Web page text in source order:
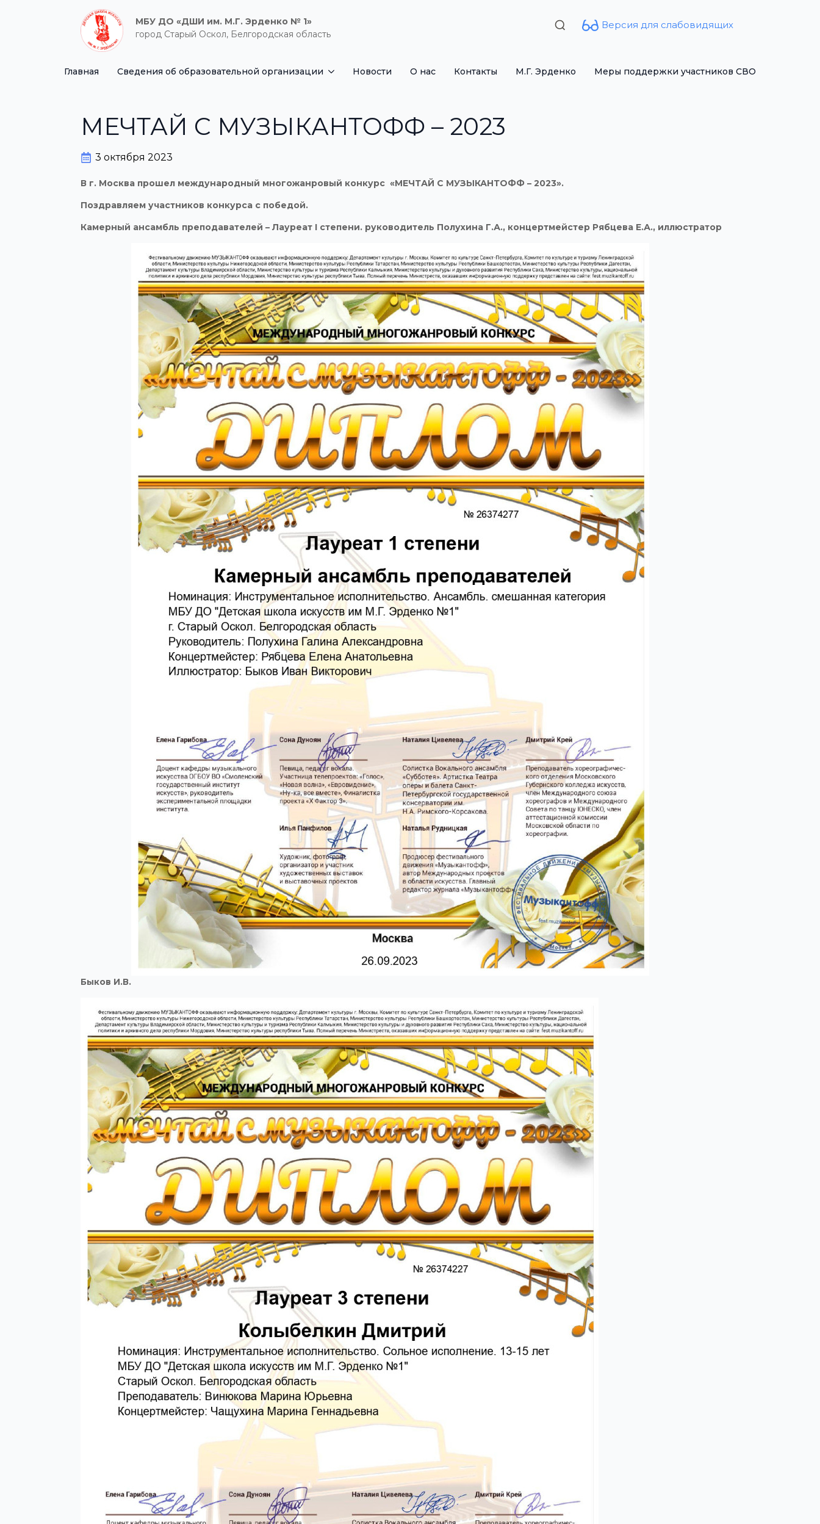
МБУ ДО «ДШИ им. М.Г. Эрденко № 1»
город Старый Оскол, Белгородская область
Версия для слабовидящих
Главная Сведения об образовательной организации Новости О нас Контакты М.Г. Эрденко Меры поддержки участников СВО
МЕЧТАЙ С МУЗЫКАНТОФФ – 2023
3 октября 2023
В г. Москва прошел международный многожанровый конкурс «МЕЧТАЙ С МУЗЫКАНТОФФ – 2023».
Поздравляем участников конкурса с победой.
Камерный ансамбль преподавателей – Лауреат I степени. руководитель Полухина Г.А., концертмейстер Рябцева Е.А., иллюстратор
Быков И.В.